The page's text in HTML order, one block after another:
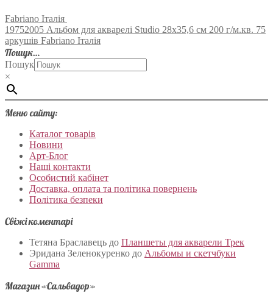
Fabriano Італія
19752005 Альбом для акварелі Studio 28х35,6 см 200 г/м.кв. 75
аркушів Fabriano Італія
Пошук…
Пошук
×
Меню сайту:
Каталог товарів
Новини
Арт-Блог
Наші контакти
Особистий кабінет
Доставка, оплата та політика повернень
Політика безпеки
Свіжі коментарі
Тетяна Браславець до Планшеты для акварели Трек
Эридана Зеленокуренко до Альбомы и скетчбуки
Gamma
Магазин «Сальвадор»